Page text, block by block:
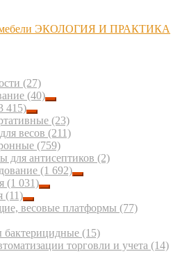
мебели ЭКОЛОГИЯ И ПРАКТИКА
(27)
(40)
415)
(23)
весов (211)
(759)
для антисептиков (2)
(1 692)
(1 031)
(11)
весовые платформы (77)
бактерицидные (15)
торговли и учета (14)